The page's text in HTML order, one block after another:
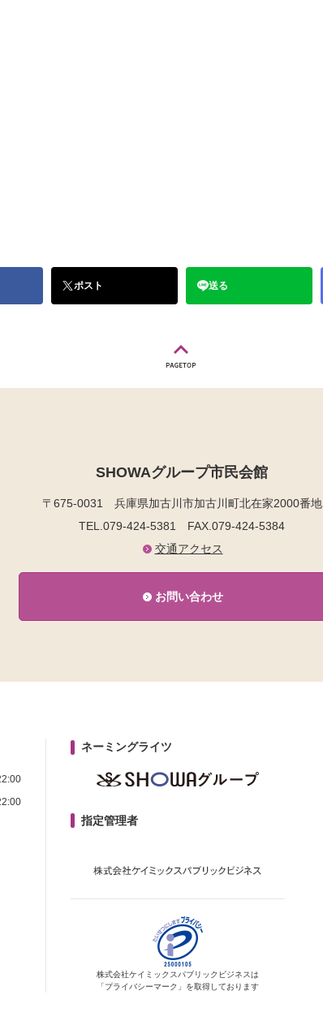
ポスト 送る
SHOWAグループ市民会館
〒675-0031 兵庫県加古川市加古川町北在家2000番地
TEL.079-424-5381 FAX.079-424-5384
交通アクセス
お問い合わせ
ネーミングライツ
指定管理者
株式会社ケイミックス パブリックビジネスは
「プライバシーマーク」を取得しております